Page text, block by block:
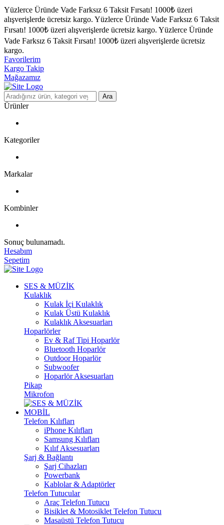
Yüzlerce Üründe Vade Farksız 6 Taksit Fırsatı! 1000₺ üzeri
alışverişlerde ücretsiz kargo. Yüzlerce Üründe Vade Farksız 6 Taksit
Fırsatı! 1000₺ üzeri alışverişlerde ücretsiz kargo. Yüzlerce Üründe
Vade Farksız 6 Taksit Fırsatı! 1000₺ üzeri alışverişlerde ücretsiz
kargo.
Favorilerim
Kargo Takip
Mağazamız
Ara
Ürünler
Kategoriler
Markalar
Kombinler
Sonuç bulunamadı.
Hesabım
Sepetim
SES & MÜZİK
Kulaklık
Kulak İçi Kulaklık
Kulak Üstü Kulaklık
Kulaklık Aksesuarları
Hoparlörler
Ev & Raf Tipi Hoparlör
Bluetooth Hoparlör
Outdoor Hoparlör
Subwoofer
Hoparlör Aksesuarları
Pikap
Mikrofon
MOBİL
Telefon Kılıfları
iPhone Kılıfları
Samsung Kılıfları
Kılıf Aksesuarları
Şarj & Bağlantı
Şarj Cihazları
Powerbank
Kablolar & Adaptörler
Telefon Tutucular
Araç Telefon Tutucu
Bisiklet & Motosiklet Telefon Tutucu
Masaüstü Telefon Tutucu